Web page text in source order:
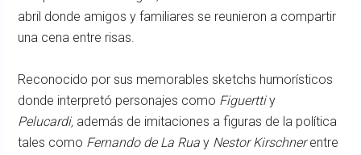
abril donde amigos y familiares se reunieron a compartir
una cena entre risas.
Reconocido por sus memorables sketchs humorísticos
donde interpretó personajes como Figuerttiy
Pelucardi, además de imitaciones a figuras de la política
tales como Fernando de La Rua y Nestor Kirschnerentre